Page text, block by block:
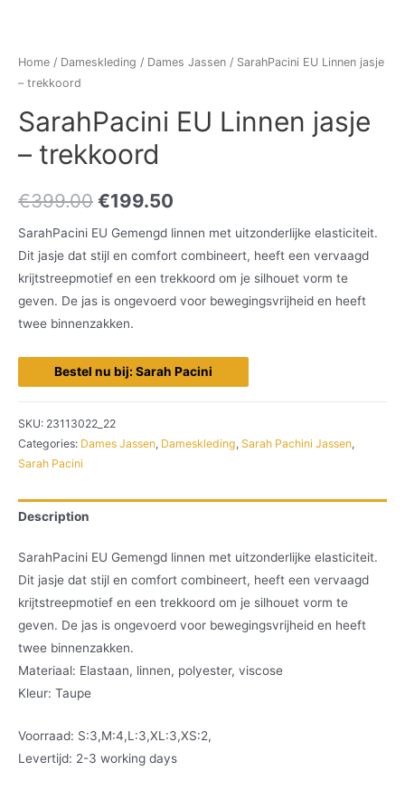
Home / Dameskleding / Dames Jassen / SarahPacini EU Linnen jasje
– trekkoord
SarahPacini EU Linnen jasje
– trekkoord
€399.00 €199.50
SarahPacini EU Gemengd linnen met uitzonderlijke elasticiteit.
Dit jasje dat stijl en comfort combineert, heeft een vervaagd
krijtstreepmotief en een trekkoord om je silhouet vorm te
geven. De jas is ongevoerd voor bewegingsvrijheid en heeft
twee binnenzakken.
Bestel nu bij: Sarah Pacini
SKU: 23113022_22
Categories: Dames Jassen, Dameskleding, Sarah Pachini Jassen,
Sarah Pacini
Description
SarahPacini EU Gemengd linnen met uitzonderlijke elasticiteit.
Dit jasje dat stijl en comfort combineert, heeft een vervaagd
krijtstreepmotief en een trekkoord om je silhouet vorm te
geven. De jas is ongevoerd voor bewegingsvrijheid en heeft
twee binnenzakken.
Materiaal: Elastaan, linnen, polyester, viscose
Kleur: Taupe
Voorraad: S:3,M:4,L:3,XL:3,XS:2,
Levertijd: 2-3 working days